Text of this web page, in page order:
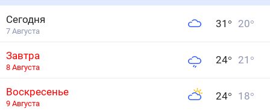
Сегодня
7 Августа
31 ° 20°
Завтра
8 Августа
24° 21 °
Воскресенье
9 Августа
24° 18°